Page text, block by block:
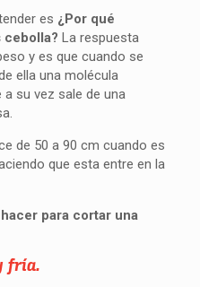
es ¿Por qué
cebolla? La respuesta
y es que cuando se
ella una molécula
su vez sale de una
de 50 a 90 cm cuando es
que esta entre en la
para cortar una
fría.